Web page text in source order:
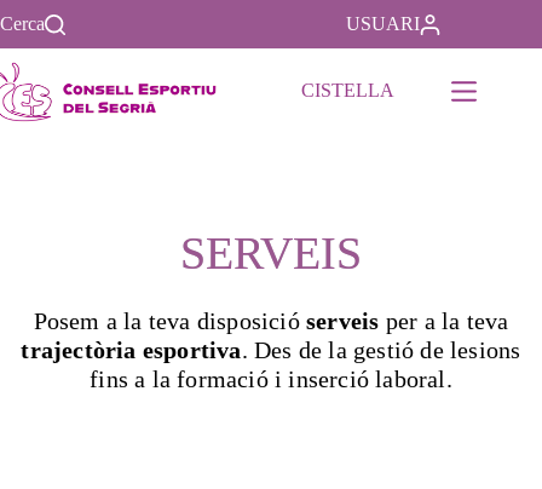
Cerca USUARI
CISTELLA
SERVEIS
Posem a la teva disposicióserveis per a la teva
trajectòria esportiva. Des de la gestió de lesions
fins a la formació i inserció laboral.